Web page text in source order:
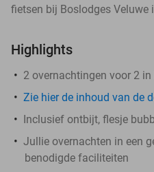
fietsen bij Boslodges Veluwe
Highlights
2 overnachtingen voor 2 in
Zie hier de inhoud van de
Inclusief ontbijt, flesje
Jullie overnachten in een
benodigde faciliteiten